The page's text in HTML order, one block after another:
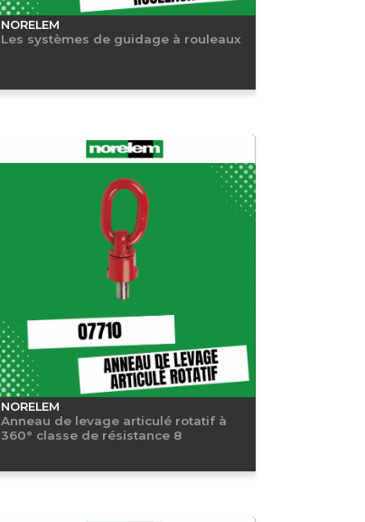
NORELEM
Les systèmes de guidage à rouleaux
NORELEM
Anneau de levage articulé rotatif à
360° classe de résistance 8